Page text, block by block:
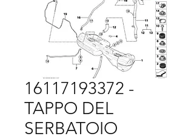
16117193372 -
TAPPO DEL
SERBATOIO